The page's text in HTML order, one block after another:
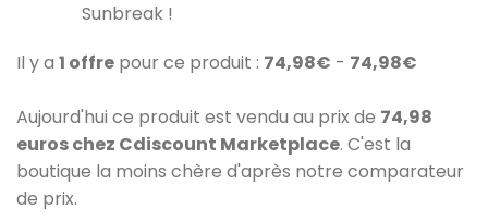
Sunbreak !
Il y a 1 offre pour ce produit : 74,98€ - 74,98€
Aujourd'hui ce produit est vendu au prix de 74,98
euros chez Cdiscount Marketplace. C'est la
boutique la moins chère d'après notre comparateur
de prix.